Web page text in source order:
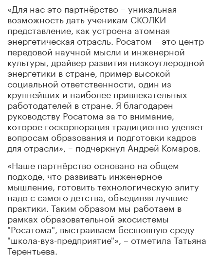
«Для нас это партнёрство – уникальная
возможность дать ученикам СКОЛКИ
представление, как устроена атомная
энергетическая отрасль. Росатом – это центр
передовой научной мысли и инженерной
культуры, драйвер развития низкоуглеродной
энергетики в стране, пример высокой
социальной ответственности, один из
крупнейших и наиболее привлекательных
работодателей в стране. Я благодарен
руководству Росатома за то внимание,
которое госкорпорация традиционно уделяет
вопросам образования и подготовки кадров
для отрасли», – подчеркнул Андрей Комаров.
«Наше партнёрство основано на общем
подходе, что развивать инженерное
мышление, готовить технологическую элиту
надо с самого детства, объединяя лучшие
практики. Таким образом мы работаем в
рамках образовательной экосистемы
"Росатома", выстраиваем бесшовную среду
"школа-вуз-предприятие"», – отметила Татьяна
Терентьева.